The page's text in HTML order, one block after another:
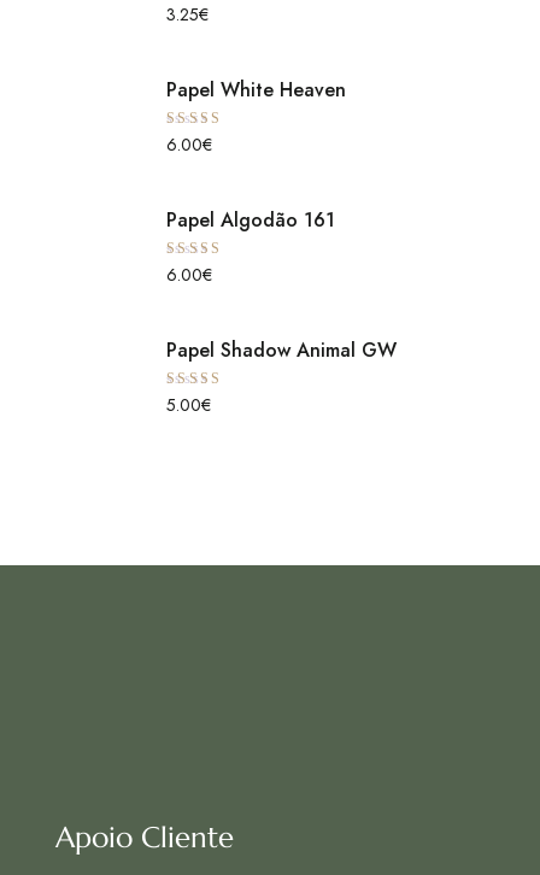
Avaliação
5.00de 5
3.25€
Papel White Heaven
Avaliação
5.00 de 5
6.00€
Papel Algodão 161
Avaliação
5.00 de 5
6.00€
Papel Shadow Animal GW
Avaliação
5.00 de 5
5.00€
Apoio Cliente